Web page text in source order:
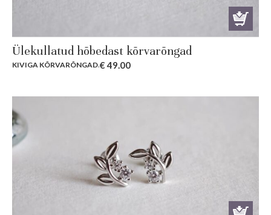
Ülekullatud hõbedast kõrvarõngad
KIVIGA KÕRVARÕNGAD.€49.00